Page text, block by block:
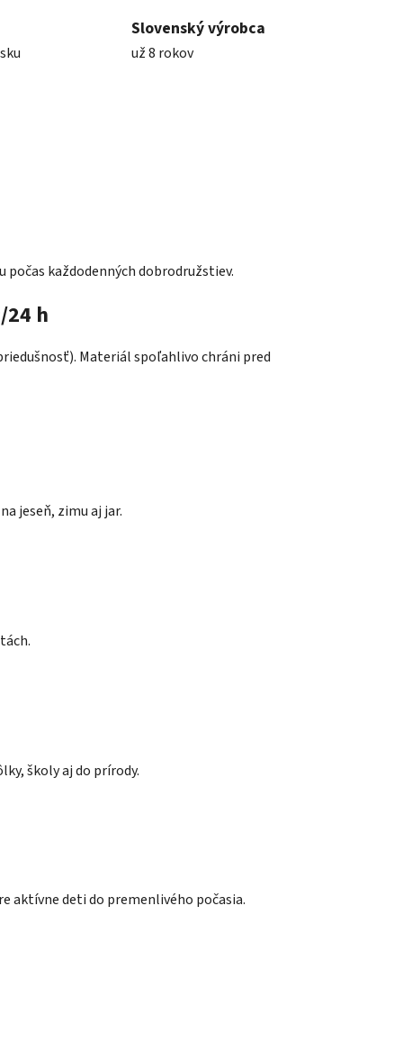
Slovenský výrobca
už 8 rokov
každodenných dobrodružstiev.
h
Materiál spoľahlivo chráni pred
jeseň, zimu aj jar.
školy aj do prírody.
aktívne deti do premenlivého počasia.